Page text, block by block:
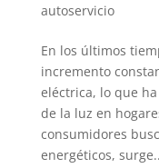
autoservicio
En los últimos
incremento
eléctrica, lo que
de la luz en
consumidores
energéticos,